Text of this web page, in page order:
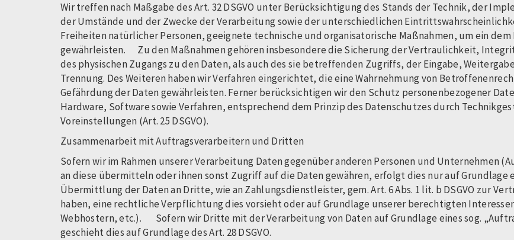
Wir treffen nach Maßgabe des Art. 32 DSGVO unter Berücksichtigung des Stands der Technik, der
der Umstände und der Zwecke der Verarbeitung sowie der unterschiedlichen
Freiheiten natürlicher Personen, geeignete technische und organisatorische Maßnahmen, um ein dem
gewährleisten. Zu den Maßnahmen gehören insbesondere die Sicherung der Vertraulichkeit,
des physischen Zugangs zu den Daten, als auch des sie betreffenden Zugriffs, der Eingabe,
Trennung. Des Weiteren haben wir Verfahren eingerichtet, die eine Wahrnehmung von
Gefährdung der Daten gewährleisten. Ferner berücksichtigen wir den Schutz personenbezogener
Hardware, Software sowie Verfahren, entsprechend dem Prinzip des Datenschutzes durch
Voreinstellungen (Art. 25 DSGVO).
Zusammenarbeit mit Auftragsverarbeitern und Dritten
Sofern wir im Rahmen unserer Verarbeitung Daten gegenüber anderen Personen und Unternehmen
an diese übermitteln oder ihnen sonst Zugriff auf die Daten gewähren, erfolgt dies nur auf Grundlage
Übermittlung der Daten an Dritte, wie an Zahlungsdienstleister, gem. Art. 6 Abs. 1 lit. b DSGVO zur
haben, eine rechtliche Verpflichtung dies vorsieht oder auf Grundlage unserer berechtigten
Webhostern, etc.). Sofern wir Dritte mit der Verarbeitung von Daten auf Grundlage eines sog.
geschieht dies auf Grundlage des Art. 28 DSGVO.